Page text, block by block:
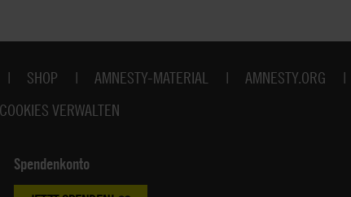
SHOP AMNESTY-MATERIAL AMNESTY.ORG
COOKIES VERWALTEN
Spendenkonto